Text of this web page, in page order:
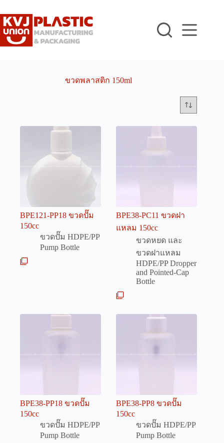
to
content
ขวดพลาสติก 150ml
BPE121-PP18 ขวดปั๊ม
150cc
ขวดปั๊ม HDPE/PP
Pump Bottle
BPE38-PC11 ขวดฝา
แหลม 150cc
ขวดหยด และ
ขวดฝาแหลม
HDPE/PP Dropper
and Pointed-Cap
Bottle
BPE38-PP18 ขวดปั๊ม
150cc
ขวดปั๊ม HDPE/PP
Pump Bottle
BPE38-PP8 ขวดปั๊ม
150cc
ขวดปั๊ม HDPE/PP
Pump Bottle